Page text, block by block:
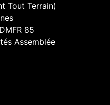
Tout Terrain)
85
Assemblée